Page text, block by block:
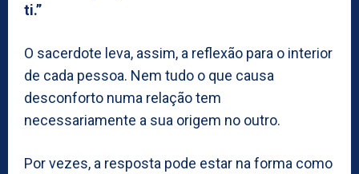
ti.”
O sacerdote leva, assim, a reflexão para o interior
de cada pessoa. Nem tudo o que causa
desconforto numa relação tem
necessariamente a sua origem no outro.
Por vezes, a resposta pode estar na forma como